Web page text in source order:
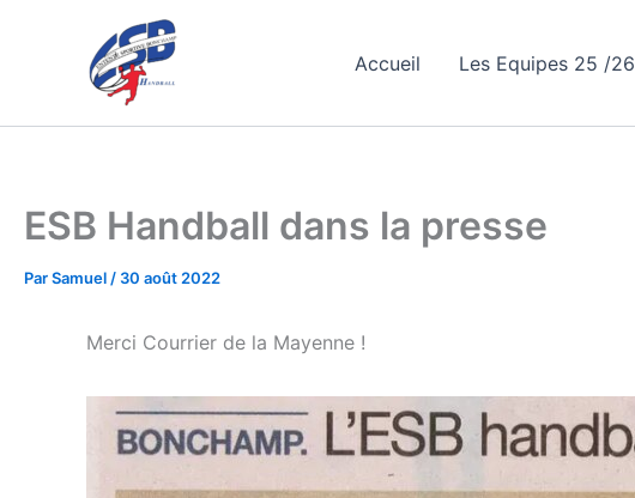
Accueil Les Equipes 25 /26
ESB Handball dans la presse
ParSamuel / 30 août 2022
Merci Courrier de la Mayenne !